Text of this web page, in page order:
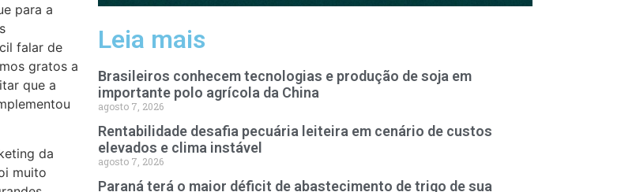
para a
falar de
gratos a
que a
da
muito
Leia mais
Brasileiros conhecem tecnologias e produção de soja em
importante polo agrícola da China
agosto 7, 2026
Rentabilidade desafia pecuária leiteira em cenário de custos
elevados e clima instável
agosto 7, 2026
Paraná terá o maior déficit de abastecimento de trigo de sua